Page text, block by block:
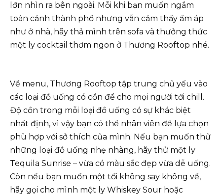
lớn nhìn ra bên ngoài. Mỗi khi bạn muốn ngắm
toàn cảnh thành phố nhưng vẫn cảm thấy ấm áp
như ở nhà, hãy thả mình trên sofa và thưởng thức
một ly cocktail thơm ngon ở Thương Rooftop nhé.
Về menu, Thương Rooftop tập trung chủ yếu vào
các loại đồ uống có cồn để cho mọi người tới chill.
Độ cồn trong mỗi loại đồ uống có sự khác biệt
nhất định, vì vậy bạn có thể nhân viên để lựa chọn
phù hợp với sở thích của mình. Nếu bạn muốn thử
những loại đồ uống nhẹ nhàng, hãy thử một ly
Tequila Sunrise – vừa có màu sắc đẹp vừa dễ uống.
Còn nếu bạn muốn một tối không say không về,
hãy gọi cho mình một ly Whiskey Sour hoặc